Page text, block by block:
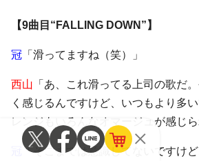
【9曲目“FALLING DOWN”】
冠 「滑ってますね（笑）」
西山 「あ、これ滑ってる上司の歌だ
く感じるんですけど、いつもより多
レンジもいろんなオマージュが感じ
「そこまでは意識してないですけ